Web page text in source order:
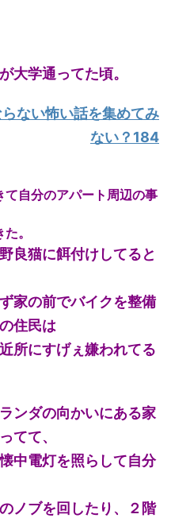
大学通ってた頃。
ない怖い話を集めてみ
ない？184
自分のアパート周辺の事
。
良猫に餌付けしてると
家の前でバイクを整備
住民は
所にすげぇ嫌われてる
ンダの向かいにある家
てて、
中電灯を照らして自分
ノブを回したり、２階